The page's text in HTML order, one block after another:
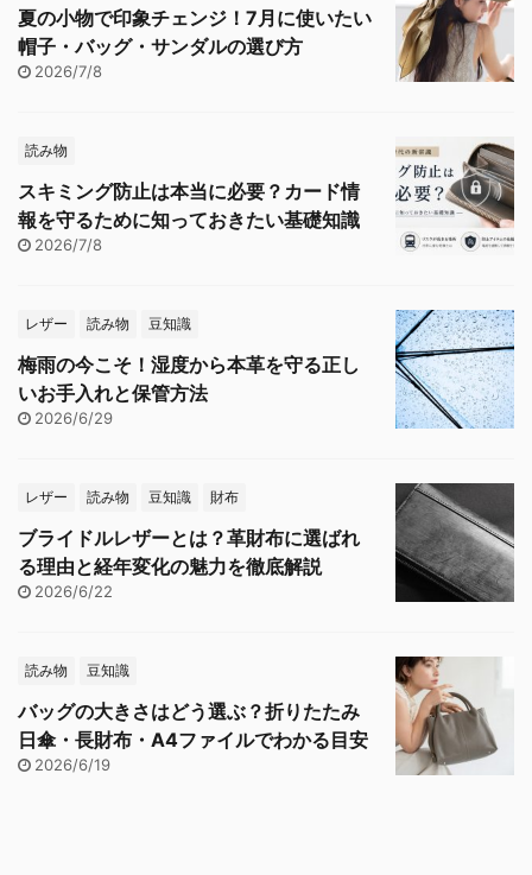
夏の小物で印象チェンジ！7月に使いたい
帽子・バッグ・サンダルの選び方
2026/7/8
読み物
スキミング防止は本当に必要？カード情
報を守るために知っておきたい基礎知識
2026/7/8
レザー 読み物 豆知識
梅雨の今こそ！湿度から本革を守る正し
いお手入れと保管方法
2026/6/29
レザー 読み物 豆知識 財布
ブライドルレザーとは？革財布に選ばれ
る理由と経年変化の魅力を徹底解説
2026/6/22
読み物 豆知識
バッグの大きさはどう選ぶ？折りたたみ
日傘・長財布・A4ファイルでわかる目安
2026/6/19